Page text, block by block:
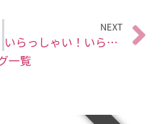
NEXT
いらっしゃい！いらっしゃい！（お店屋さんごっこ）
一覧